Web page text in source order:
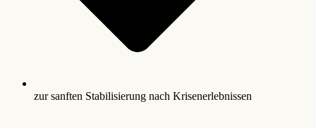
zur sanften Stabilisierung nach Krisenerlebnissen